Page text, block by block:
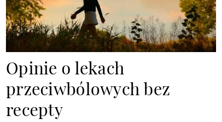
Opinie o lekach
przeciwbólowych bez
recepty